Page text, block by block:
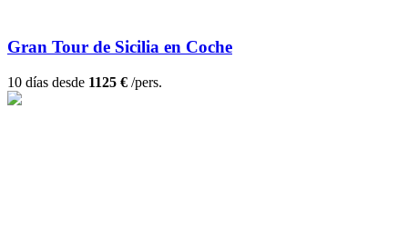
Gran Tour de Sicilia en Coche
10 días desde 1125 € /pers.